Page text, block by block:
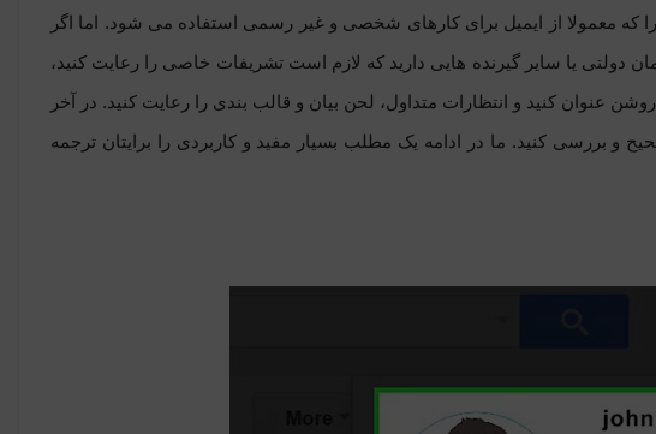
معمولا از ایمیل برای کارهای شخصی و غیر رسمی استفاده می شود. اما اگر
دولتی یا سایر گیرنده هایی دارید که لازم است تشریفات خاصی را رعایت کنید،
عنوان کنید و انتظارات متداول، لحن بیان و قالب بندی را رعایت کنید. در آخر
و بررسی کنید. ما در ادامه یک مطلب بسیار مفید و کاربردی را برایتان ترجمه